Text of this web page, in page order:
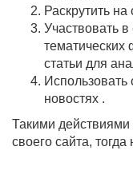
Раскрутить
Участвовать
тематических
статьи для
новостях .
Такими
своего сайта,